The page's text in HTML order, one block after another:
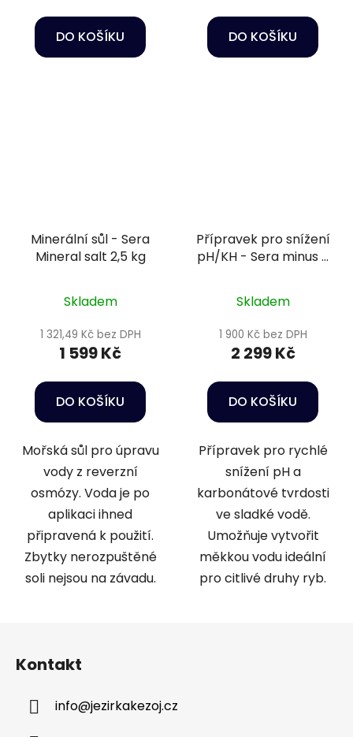
DO KOŠÍKU DO KOŠÍKU
Minerální sůl - Sera
Mineral salt 2,5 kg
Skladem
1 321,49 Kč bez DPH
1 599 Kč
DO KOŠÍKU
Mořská sůl pro úpravu
vody z reverzní
osmózy. Voda je po
aplikaci ihned
připravená k použití.
Zbytky nerozpuštěné
soli nejsou na závadu.
Přípravek pro snížení
pH/KH - Sera minus 5
Skladem
1 900 Kč bez DPH
2 299 Kč
DO KOŠÍKU
Přípravek pro rychlé
snížení pH a
karbonátové tvrdosti
ve sladké vodě.
Umožňuje vytvořit
měkkou vodu ideální
pro citlivé druhy ryb.
Kontakt
info@jezirkakezoj.cz